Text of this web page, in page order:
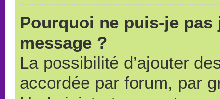
Pourquoi ne puis-je
message ?
La possibilité d’ajouter
accordée par forum, par